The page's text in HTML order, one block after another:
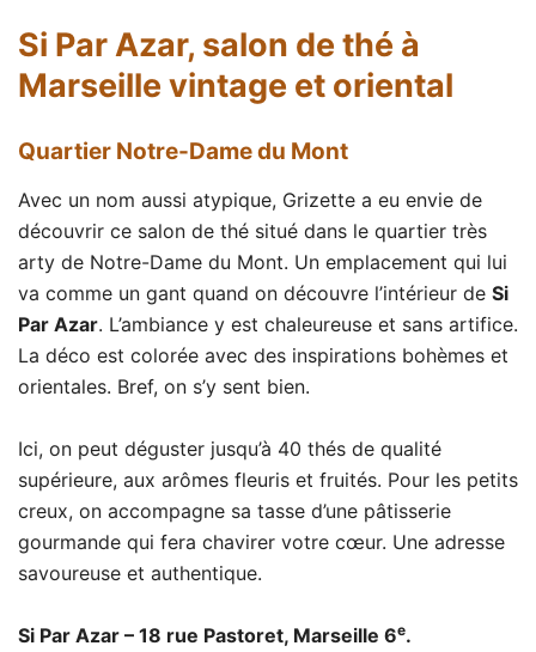
Si Par Azar, salon de thé à
Marseille vintage et oriental
Quartier Notre-Dame du Mont
Avec un nom aussi atypique, Grizette a eu envie de
découvrir ce salon de thé situé dans le quartier très
arty de Notre-Dame du Mont. Un emplacement qui lui
va comme un gant quand on découvre l’intérieur de Si
Par Azar. L’ambiance y est chaleureuse et sans artifice.
La déco est colorée avec des inspirations bohèmes et
orientales. Bref, on s’y sent bien.
Ici, on peut déguster jusqu’à 40 thés de qualité
supérieure, aux arômes fleuris et fruités. Pour les petits
creux, on accompagne sa tasse d’une pâtisserie
gourmande qui fera chavirer votre cœur. Une adresse
savoureuse et authentique.
Si Par Azar – 18 rue Pastoret, Marseille 6e.